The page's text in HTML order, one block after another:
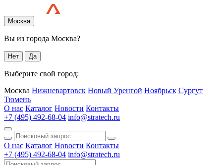
Москва
Вы из города Москва?
Нет Да
Выберите свой город:
Москва Нижневартовск Новый Уренгой Ноябрьск Сургут
Тюмень
О нас Каталог Новости Контакты
+7 (495) 492-68-04 info@stratech.ru
О нас Каталог Новости Контакты
+7 (495) 492-68-04 info@stratech.ru